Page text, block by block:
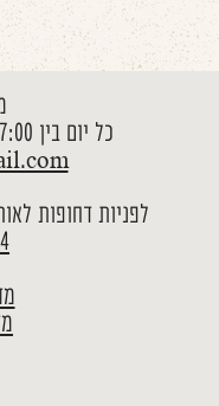
כל יום בין 09:00-17:00 ניתן לפנות במייל:
לפניות דחופות